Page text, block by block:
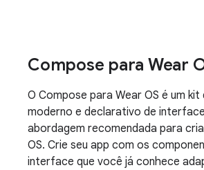
Compose para Wear
O Compose para Wear OS é um
moderno e declarativo de
abordagem recomendada para
OS. Crie seu app com os
interface que você já conhece